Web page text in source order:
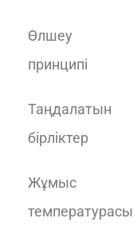
Өлшеу
принципі
Таңдалатын
бірліктер
Жұмыс
температурасы